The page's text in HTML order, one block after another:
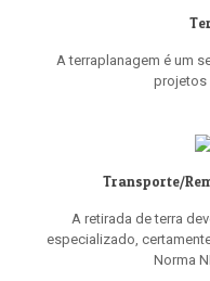
A terraplanagem é um
projetos
Transporte/
A retirada de terra
especializado,
Norma